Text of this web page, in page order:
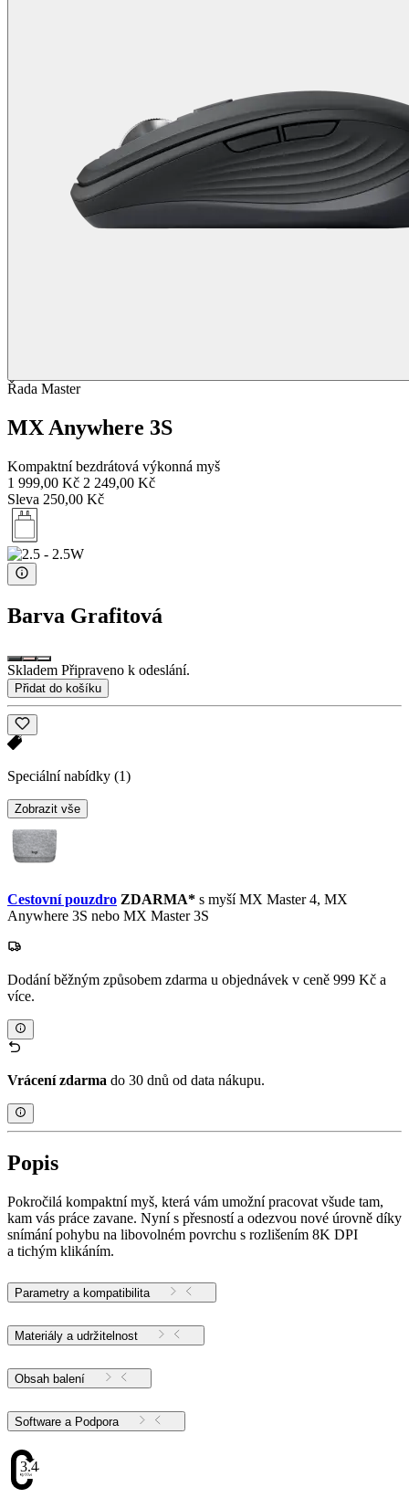
Řada Master
MX Anywhere 3S
Kompaktní bezdrátová výkonná myš
1 999,00 Kč 2 249,00 Kč
Sleva 250,00 Kč
Barva Grafitová
Skladem Připraveno k odeslání.
Přidat do košíku
Speciální nabídky (1)
Zobrazit vše
Cestovní pouzdro ZDARMA* s myší MX Master 4, MX
Anywhere 3S nebo MX Master 3S
Dodání běžným způsobem zdarma u objednávek v ceně 999 Kč a
více.
Vrácení zdarma do 30 dnů od data nákupu.
Popis
Pokročilá kompaktní myš, která vám umožní pracovat všude tam,
kam vás práce zavane. Nyní s přesností a odezvou nové úrovně díky
snímání pohybu na libovolném povrchu s rozlišením 8K DPI
a tichým klikáním.
Parametry a kompatibilita
Materiály a udržitelnost
Obsah balení
Software a Podpora
3.44